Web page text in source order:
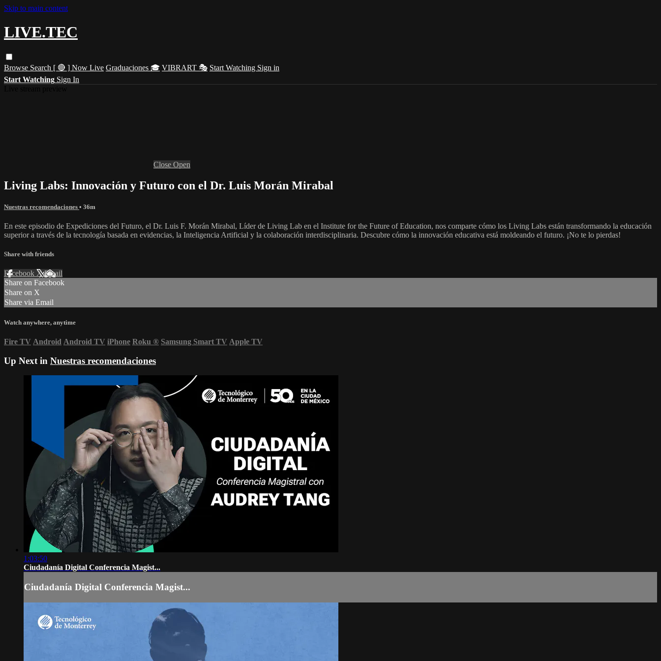
Skip to main content
LIVE.TEC
Browse Search [ 🔴 ] Now Live Graduaciones 🎓 VIBRART 🎭 Start Watching Sign in
Start Watching Sign In
Close Open
Living Labs: Innovación y Futuro con el Dr. Luis Morán Mirabal
Nuestras recomendaciones • 36m
En este episodio de Expediciones del Futuro, el Dr. Luis F. Morán Mirabal, Líder de Living Lab en el Institute for the Future of Education, nos comparte cómo los Living Labs están transformando la educación
superior a través de la tecnología basada en evidencias, la Inteligencia Artificial y la colaboración interdisciplinaria. Descubre cómo la innovación educativa está moldeando el futuro. ¡No te lo pierdas!
Share with friends
Facebook XEmail
Share on Facebook
Share on X
Share via Email
Watch anywhere, anytime
Fire TV Android Android TV iPhone Roku ® Samsung Smart TV Apple TV
Up Next in Nuestras recomendaciones
1:03:50
Ciudadanía Digital Conferencia Magist...
Ciudadanía Digital Conferencia Magist...